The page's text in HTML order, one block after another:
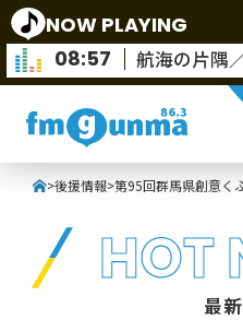
NOW PLAYING
08:57 航海の片隅
>後援情報>第95回群馬県創意く
HOT
最